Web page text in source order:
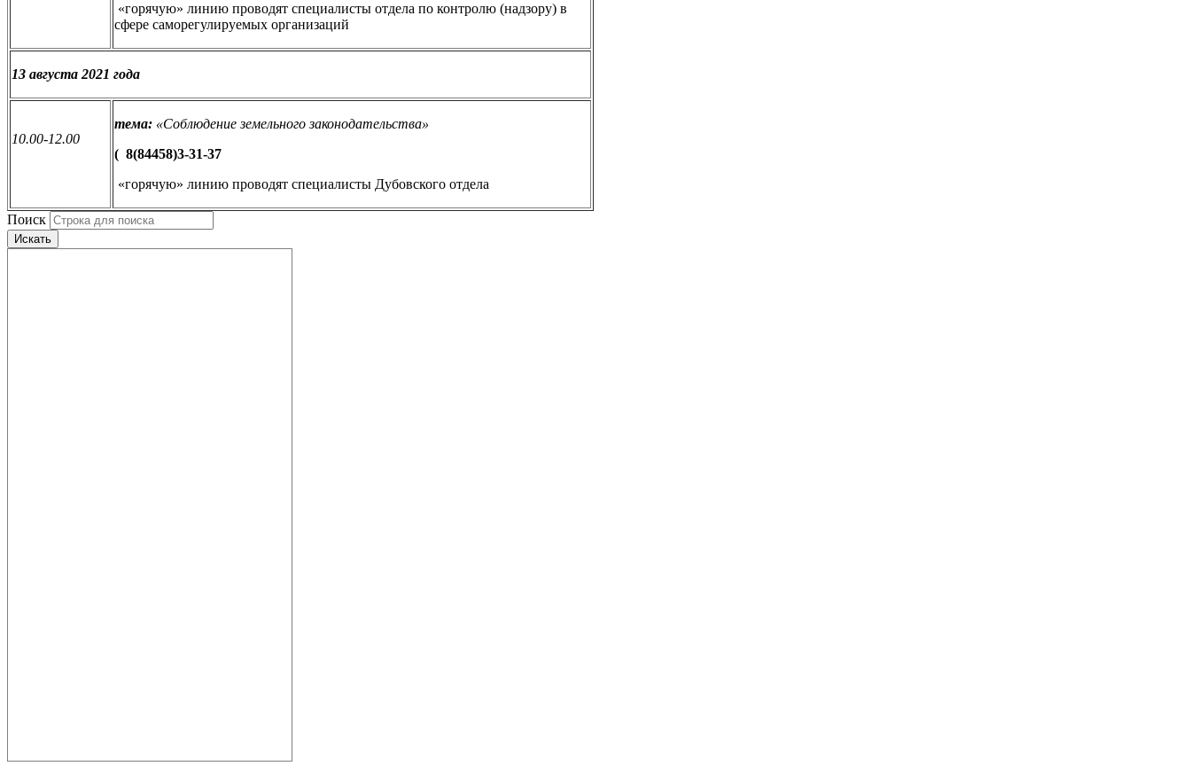
«горячую» линию проводят специалисты отдела по контролю (надзору) в
сфере саморегулируемых организаций
13 августа 2021 года
10.00-12.00
тема: «Соблюдение земельного законодательства»
( 8(84458)3-31-37
«горячую» линию проводят специалисты Дубовского отдела
Поиск
Искать